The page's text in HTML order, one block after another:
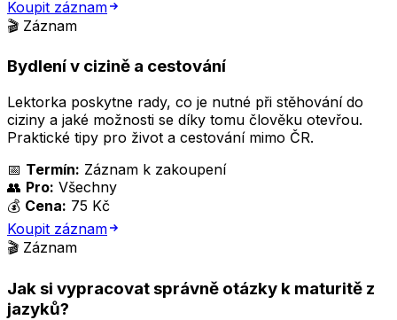
Koupit záznam
🎬 Záznam
Bydlení v cizině a cestování
Lektorka poskytne rady, co je nutné při stěhování do
ciziny a jaké možnosti se díky tomu člověku otevřou.
Praktické tipy pro život a cestování mimo ČR.
📅 Termín: Záznam k zakoupení
👥 Pro: Všechny
💰 Cena: 75 Kč
Koupit záznam
🎬 Záznam
Jak si vypracovat správně otázky k maturitě z
jazyků?